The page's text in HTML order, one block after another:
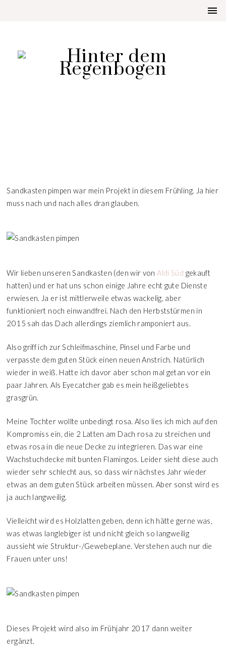
Sandkasten pimpen war mein Projekt in diesem Frühling. Ja hier
muss nach und nach alles dran glauben.
Wir lieben unseren Sandkasten (den wir vonAldi Süd gekauft
hatten) und er hat uns schon einige Jahre echt gute Dienste
erwiesen. Ja er ist mittlerweile etwas wackelig, aber
funktioniert noch einwandfrei. Nach den Herbststürmen in
2015 sah das Dach allerdings ziemlich ramponiert aus.
Also griff ich zur Schleifmaschine, Pinsel und Farbe und
verpasste dem guten Stück einen neuen Anstrich. Natürlich
wieder in weiß. Hatte ich davor aber schon mal getan vor ein
paar Jahren. Als Eyecatcher gab es mein heißgeliebtes
grasgrün.
Meine Tochter wollte unbedingt rosa. Also lies ich mich auf den
Kompromiss ein, die 2 Latten am Dach rosa zu streichen und
etwas rosa in die neue Decke zu integrieren. Das war eine
Wachstuchdecke mit bunten Flamingos. Leider sieht diese auch
wieder sehr schlecht aus, so dass wir nächstes Jahr wieder
etwas an dem guten Stück arbeiten müssen. Aber sonst wird es
ja auch langweilig.
Vielleicht wird es Holzlatten geben, denn ich hätte gerne was,
was etwas langlebiger ist und nicht gleich so langweilig
aussieht wie Struktur-/Gewebeplane. Verstehen auch nur die
Frauen unter uns!
Dieses Projekt wird also im Frühjahr 2017 dann weiter
ergänzt.